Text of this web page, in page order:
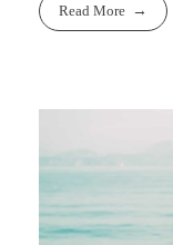
Read More